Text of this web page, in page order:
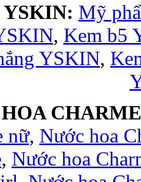
Mỹ
, Kem b5
YSKIN,
CHARME
nữ, Nước hoa
, Nước hoa